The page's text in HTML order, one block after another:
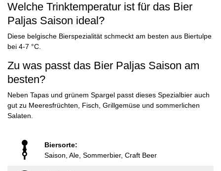
Welche Trinktemperatur ist für das Bier
Paljas Saison ideal?
Diese belgische Bierspezialität schmeckt am besten aus Biertulpe
bei 4-7 °C.
Zu was passt das Bier Paljas Saison am
besten?
Neben Tapas und grünem Spargel passt dieses Spezialbier auch
gut zu Meeresfrüchten, Fisch, Grillgemüse und sommerlichen
Salaten.
Biersorte:
Saison, Ale, Sommerbier, Craft Beer